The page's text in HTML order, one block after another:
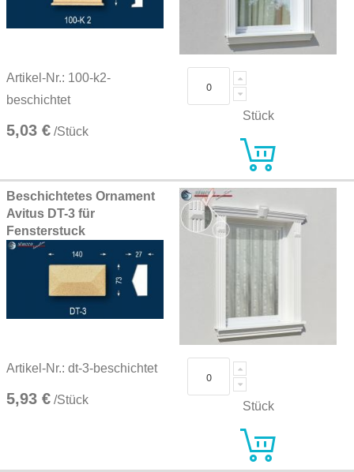
Artikel-Nr.: 100-k2-
beschichtet
5,03 € /Stück
Stück
Beschichtetes Ornament
Avitus DT-3 für
Fensterstuck
Artikel-Nr.: dt-3-beschichtet
5,93 € /Stück Stück